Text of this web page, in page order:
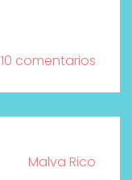
10 comentarios
Malva Rico